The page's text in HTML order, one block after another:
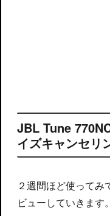
JBL Tune
イズキャンセリ
２週間ほど使ってみ
ビューしていきます。